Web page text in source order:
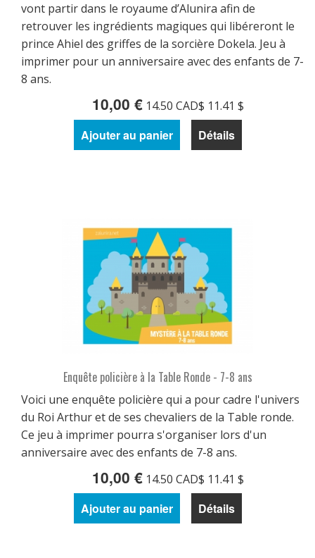
vont partir dans le royaume d’Alunira afin de
retrouver les ingrédients magiques qui libéreront le
prince Ahiel des griffes de la sorcière Dokela. Jeu à
imprimer pour un anniversaire avec des enfants de 7-
8 ans.
10,00 € 14.50 CAD$ 11.41 $
Ajouter au panier Détails
Enquête policière à la Table Ronde - 7-8 ans
Voici une enquête policière qui a pour cadre l'univers
du Roi Arthur et de ses chevaliers de la Table ronde.
Ce jeu à imprimer pourra s'organiser lors d'un
anniversaire avec des enfants de 7-8 ans.
10,00 € 14.50 CAD$ 11.41 $
Ajouter au panier Détails